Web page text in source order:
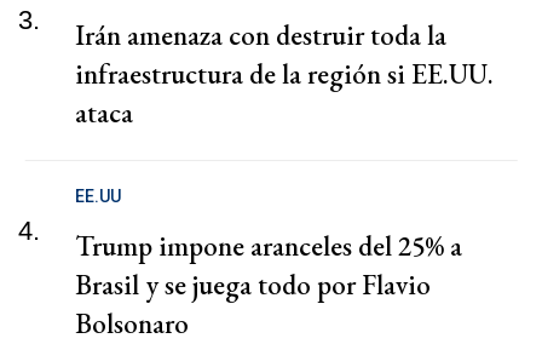
3.
Irán amenaza con destruir toda la
infraestructura de la región si EE.UU.
ataca
4.
EE.UU
Trump impone aranceles del 25% a
Brasil y se juega todo por Flavio
Bolsonaro